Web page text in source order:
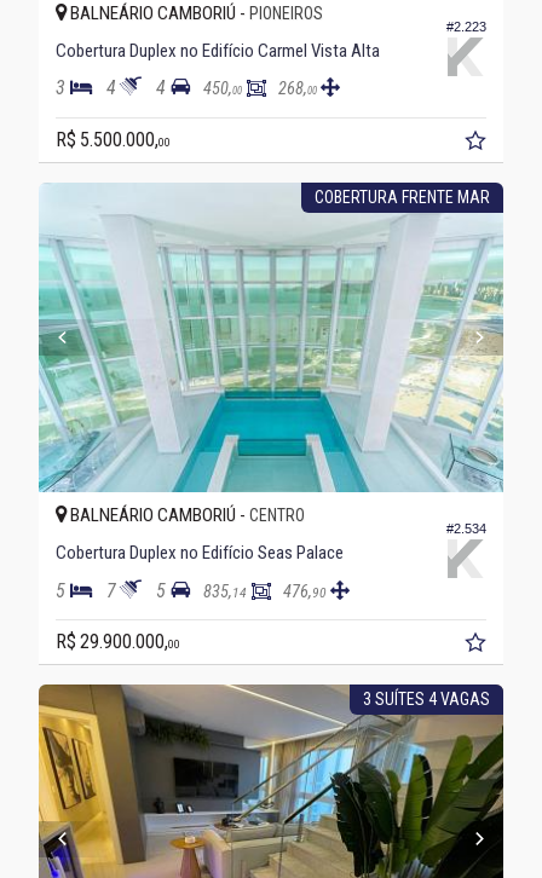
#2.223
BALNEÁRIO CAMBORIÚ - PIONEIROS
Cobertura Duplex no Edifício Carmel Vista Alta
3 4 4 450,00 268,00
R$ 5.500.000,00
COBERTURA FRENTE MAR
#2.534
BALNEÁRIO CAMBORIÚ - CENTRO
Cobertura Duplex no Edifício Seas Palace
5 7 5 835,14 476,90
R$ 29.900.000,00
3 SUÍTES 4 VAGAS